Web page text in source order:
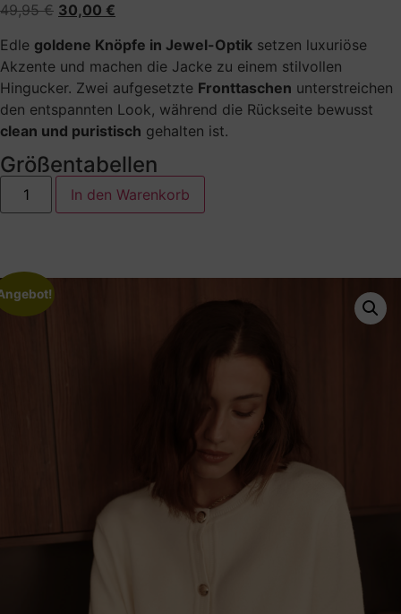
49,95€ 30,00 €
Edle goldene Knöpfe in Jewel-Optik setzen luxuriöse
Akzente und machen die Jacke zu einem stilvollen
Hingucker. Zwei aufgesetzte Fronttaschen unterstreichen
den entspannten Look, während die Rückseite bewusst
clean und puristisch gehalten ist.
Größentabellen
In den Warenkorb